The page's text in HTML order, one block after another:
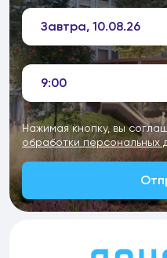
Завтра, 10.08.26
9:00
Нажимая кнопку, вы
обработки персональных